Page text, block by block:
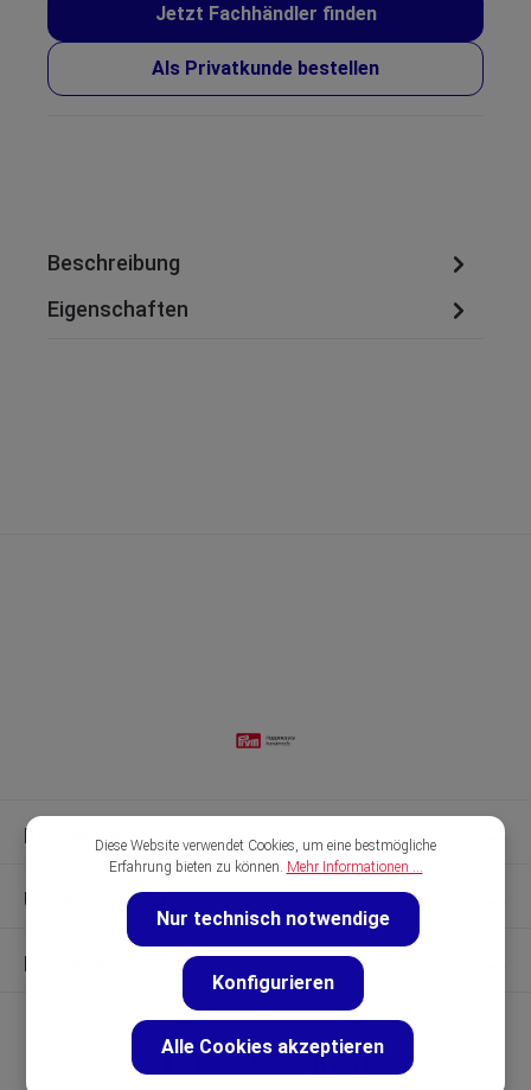
Jetzt Fachhändler finden
Als Privatkunde bestellen
Beschreibung
Eigenschaften
Kontakt & Hilfe
Unsere Marken
Entdecken
Diese Website verwendet Cookies, um eine bestmögliche
Erfahrung bieten zu können. Mehr Informationen ...
Nur technisch notwendige
Konfigurieren
Alle Cookies akzeptieren